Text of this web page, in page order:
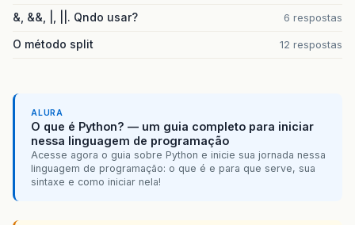
&, &&, |, ||. Qndo usar? 6 respostas
O método split 12 respostas
ALURA
O que é Python? — um guia completo para iniciar
nessa linguagem de programação
Acesse agora o guia sobre Python e inicie sua jornada nessa
linguagem de programação: o que é e para que serve, sua
sintaxe e como iniciar nela!